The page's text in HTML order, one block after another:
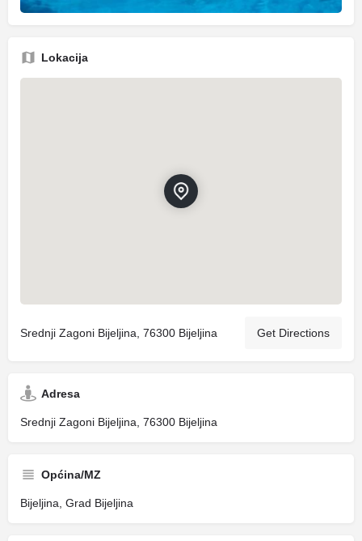
Lokacija
Srednji Zagoni Bijeljina, 76300 Bijeljina Get Directions
Adresa
Srednji Zagoni Bijeljina, 76300 Bijeljina
Općina/MZ
Bijeljina, Grad Bijeljina